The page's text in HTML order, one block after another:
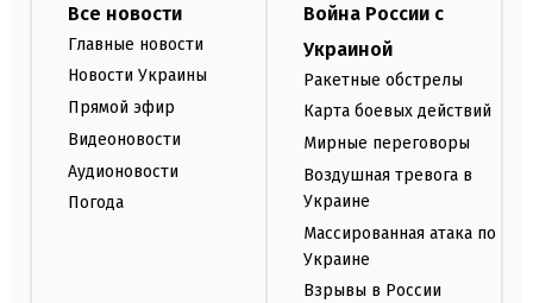
Все новости
Главные новости
Новости Украины
Прямой эфир
Видеоновости
Аудионовости
Погода
Война России с
Украиной
Ракетные обстрелы
Карта боевых действий
Мирные переговоры
Воздушная тревога в
Украине
Массированная атака по
Украине
Взрывы в России